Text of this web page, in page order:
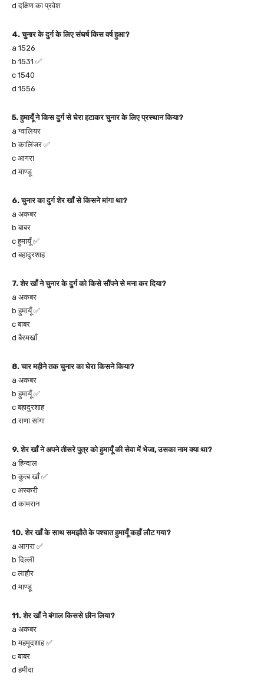
d दक्षिण का प्रवेश
4. चुनार के दुर्ग के लिए संघर्ष किस वर्ष हुआ?
a 1526
b 1531 ✅
c 1540
d 1556
5. हुमायूँ ने किस दुर्ग से घेरा हटाकर चुनार के लिए प्रस्थान किया?
a ग्वालियर
b कालिंजर ✅
c आगरा
d माण्डू
6. चुनार का दुर्ग शेर खाँ से किसने मांगा था?
a अकबर
b बाबर
c हुमायूँ ✅
d बहादुरशाह
7. शेर खाँ ने चुनार के दुर्ग को किसे सौंपने से मना कर दिया?
a अकबर
b हुमायूँ ✅
c बाबर
d बैरमखाँ
8. चार महीने तक चुनार का घेरा किसने किया?
a अकबर
b हुमायूँ ✅
c बहादुरशाह
d राणा सांगा
9. शेर खाँ ने अपने तीसरे पुत्र को हुमायूँ की सेवा में भेजा, उसका नाम क्या था?
a हिन्दाल
b कुत्ब खाँ ✅
c अस्करी
d कामरान
10. शेर खाँ के साथ समझौते के पश्चात हुमायूँ कहाँ लौट गया?
a आगरा ✅
b दिल्ली
c लाहौर
d माण्डू
11. शेर खाँ ने बंगाल किससे छीन लिया?
a अकबर
b महमूदशाह ✅
c बाबर
d हमीदा